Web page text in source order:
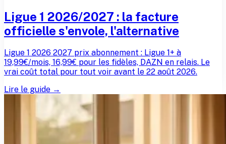
Ligue 1 2026/2027 : la facture
officielle s'envole, l'alternative
Ligue 1 2026 2027 prix abonnement : Ligue 1+ à
19,99€/mois, 16,99€ pour les fidèles, DAZN en relais. Le
vrai coût total pour tout voir avant le 22 août 2026.
Lire le guide →